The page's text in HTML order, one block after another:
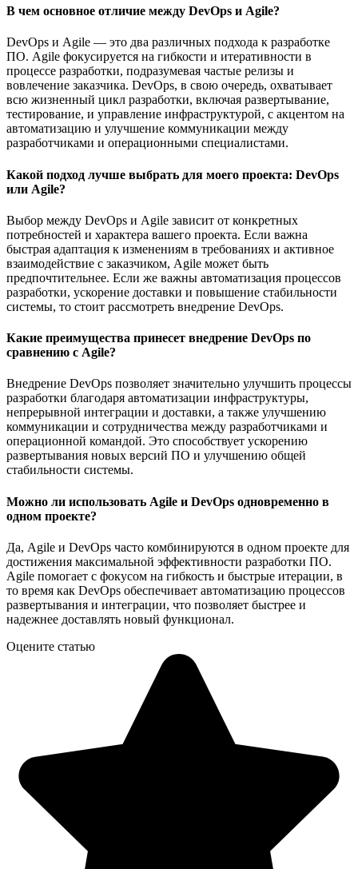
В чем основное отличие между DevOps и Agile?
DevOps и Agile — это два различных подхода к разработке
ПО. Agile фокусируется на гибкости и итеративности в
процессе разработки, подразумевая частые релизы и
вовлечение заказчика. DevOps, в свою очередь, охватывает
всю жизненный цикл разработки, включая развертывание,
тестирование, и управление инфраструктурой, с акцентом на
автоматизацию и улучшение коммуникации между
разработчиками и операционными специалистами.
Какой подход лучше выбрать для моего проекта: DevOps
или Agile?
Выбор между DevOps и Agile зависит от конкретных
потребностей и характера вашего проекта. Если важна
быстрая адаптация к изменениям в требованиях и активное
взаимодействие с заказчиком, Agile может быть
предпочтительнее. Если же важны автоматизация процессов
разработки, ускорение доставки и повышение стабильности
системы, то стоит рассмотреть внедрение DevOps.
Какие преимущества принесет внедрение DevOps по
сравнению с Agile?
Внедрение DevOps позволяет значительно улучшить процессы
разработки благодаря автоматизации инфраструктуры,
непрерывной интеграции и доставки, а также улучшению
коммуникации и сотрудничества между разработчиками и
операционной командой. Это способствует ускорению
развертывания новых версий ПО и улучшению общей
стабильности системы.
Можно ли использовать Agile и DevOps одновременно в
одном проекте?
Да, Agile и DevOps часто комбинируются в одном проекте для
достижения максимальной эффективности разработки ПО.
Agile помогает с фокусом на гибкость и быстрые итерации, в
то время как DevOps обеспечивает автоматизацию процессов
развертывания и интеграции, что позволяет быстрее и
надежнее доставлять новый функционал.
Оцените статью